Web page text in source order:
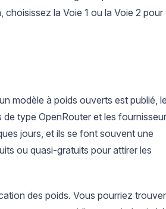
la Voie 1 ou la Voie 2 pour
modèle à poids ouverts est publié,
type OpenRouter et les
jours, et ils se font souvent une
ou quasi-gratuits pour attirer les
des poids. Vous pourriez trouver